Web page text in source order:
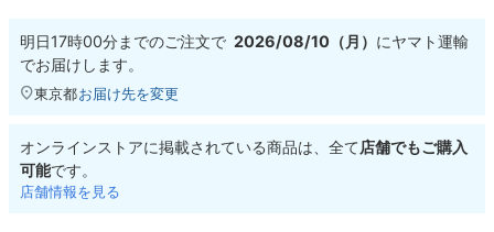
明日17時00分までのご注文で 2026/08/10（月） にヤマト運輸
でお届けします。
東京都お届け先を変更
オンラインストアに掲載されている商品は、全て店舗でもご購入
可能です。
店舗情報を見る